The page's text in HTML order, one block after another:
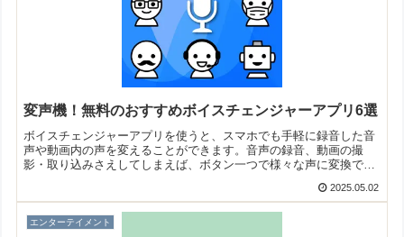
変声機！無料のおすすめボイスチェンジャーアプリ6選
ボイスチェンジャーアプリを使うと、スマホでも手軽に録音した音
声や動画内の声を変えることができます。音声の録音、動画の撮
影・取り込みさえしてしまえば、ボタン一つで様々な声に変換でき
2025.05.02
エンターテイメント